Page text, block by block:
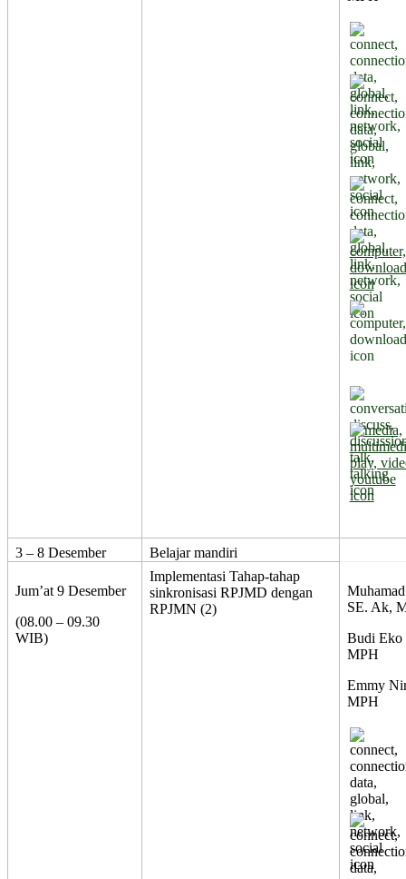
3 – 8 Desember Belajar mandiri
Jum’at 9 Desember
(08.00 – 09.30
WIB)
Implementasi Tahap-tahap
sinkronisasi RPJMD dengan
RPJMN (2)
SE. Ak,
Budi Eko
MPH
Emmy
MPH